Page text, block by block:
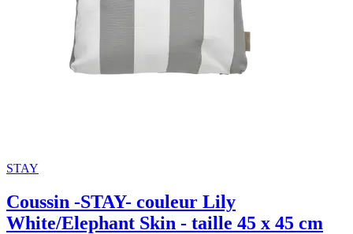
STAY
Coussin -STAY- couleur Lily
White/Elephant Skin - taille 45 x 45 cm